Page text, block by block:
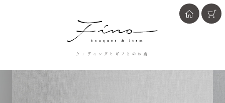
ウェディングとギフトのお店